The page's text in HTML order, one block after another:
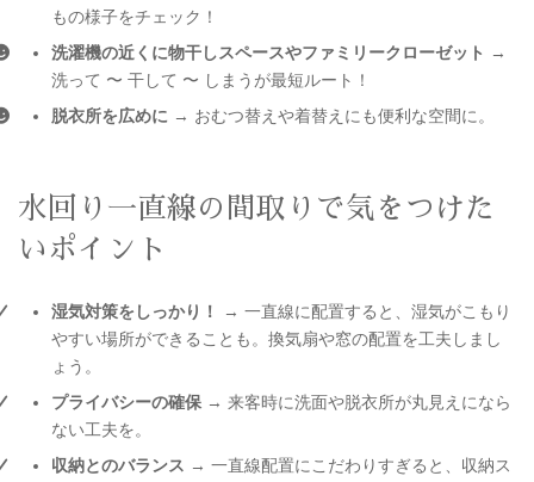
もの様子をチェック！
洗濯機の近くに物干しスペースやファミリークローゼット
→
洗って 〜 干して 〜 しまうが最短ルート！
脱衣所を広めに → おむつ替えや着替えにも便利な空間に。
水回り一直線の間取りで気をつけた
いポイント
湿気対策をしっかり！
→ 一直線に配置すると、湿気がこもり
やすい場所ができることも。換気扇や窓の配置を工夫しまし
ょう。
プライバシーの確保 → 来客時に洗面や脱衣所が丸見えになら
ない工夫を。
収納とのバランス → 一直線配置にこだわりすぎると、収納ス